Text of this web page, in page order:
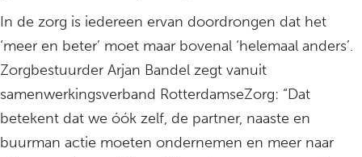
In de zorg is iedereen ervan doordrongen dat het
‘meer en beter’ moet maar bovenal ‘helemaal anders’.
Zorgbestuurder Arjan Bandel zegt vanuit
samenwerkingsverband RotterdamseZorg: “Dat
betekent dat we óók zelf, de partner, naaste en
buurman actie moeten ondernemen en meer naar